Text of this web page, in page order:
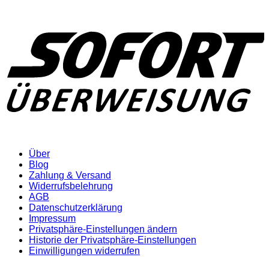
Über
Blog
Zahlung & Versand
Widerrufsbelehrung
AGB
Datenschutzerklärung
Impressum
Privatsphäre-Einstellungen ändern
Historie der Privatsphäre-Einstellungen
Einwilligungen widerrufen